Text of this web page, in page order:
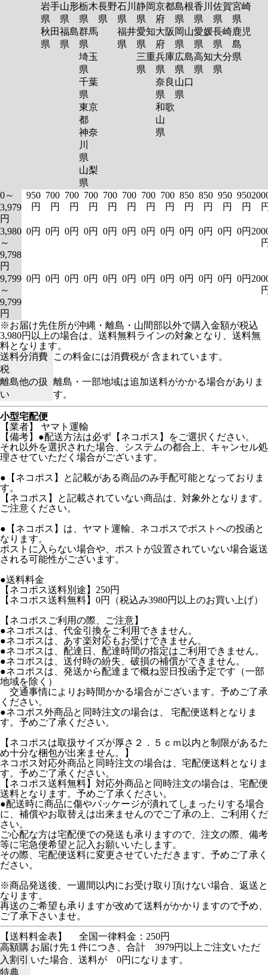
岩手
県
秋田
県
山形
県
福島
県
栃木
県
群馬
県
埼玉
県
千葉
県
東京
都
神奈
川
県
山梨
県
長野
県
石川
県
福井
県
静岡
県
愛知
県
三重
県
京都
府
大阪
府
兵庫
県
奈良
県
和歌
山
県
島根
県
岡山
県
広島
県
山口
県
香川
県
愛媛
県
高知
県
佐賀
県
長崎
県
大分
県
宮崎
県
鹿児
島
県
0～
3,979
円
950
円
700
円
700
円
700
円
700
円
700
円
700
円
700
円
850
円
850
円
950
円
950
円
3,980
～
9,798
円
0円 0円 0円 0円 0円 0円 0円 0円 0円 0円 0円 0円
9,799
～
9,799
円
0円 0円 0円 0円 0円 0円 0円 0円 0円 0円 0円 0円
※お届け先住所が沖縄・離島・山間部以外で購入金額が税込
3,980円以上の場合は、送料無料ラインの対象となり、送料無
料となります。
送料分消費
税
この料金には消費税が 含まれています。
離島他の扱
い
離島・一部地域は追加送料がかかる場合がありま
す。
小型宅配便
【業者】 ヤマト運輸
【備考】●配送方法は必ず【ネコポス】をご選択ください。
それ以外を選択された場合、システムの都合上、キャンセル処
理させていただく場合がございます。
●【ネコポス】と記載がある商品のみ手配可能となっておりま
す。
【ネコポス】と記載されていない商品は、対象外となります。
ご注意ください。
●【ネコポス】は、ヤマト運輸、ネコポスでポストへの投函と
なります。
ポストに入らない場合や、ポストが設置されていない場合返送
される可能性がございます。
●送料料金
【ネコポス送料別途】250円
【ネコポス送料無料】0円（税込み3980円以上のお買い上げ）
【ネコポスご利用の際、ご注意】
●ネコポスは、代金引換をご利用できません。
●ネコポスは、あす楽対応もお受けできません。
●ネコポスは、配達日、配達時間の指定はご利用できません。
●ネコポスは、送付時の紛失、破損の補償ができません。
●ネコポスは、発送から配達まで概ね翌日投函予定です（一部
地域を除く）
交通事情によりお時間かかる場合がございます。予めご了承
ください。
●ネコポス外商品と同時注文の場合は、 宅配便送料となりま
す。予めご了承ください。
【ネコポスは取扱サイズが厚さ２．５ｃｍ以内と制限があるた
め十分な梱包が出来ません。】
ネコポス対応外商品と同時注文の場合は、宅配便送料となりま
す。予めご了承ください。
【ネコポス送料無料】対応外商品と同時注文の場合は、宅配便
送料となります。予めご了承ください。
●配送時に商品に傷やパッケージが潰れてしまったりする場合
に、補償やお取替えは出来ませんのでご了承の上、ご利用くだ
さい。
ご心配な方は宅配便での発送も承りますので、注文の際、備考
等に宅急便希望と記入お願いいたします。
その際、宅配便送料に変更させていただきます。予めご了承く
ださい。
※商品発送後、一週間以内にお受け取り頂けない場合、返送と
なります。
再送のご希望も承りますが改めて送料がかかりますので予め、
ご了承下さいませ。
【送料料金表】
全国一律料金：250円
高額購
入割引
特典
お届け先１件につき、合計 3979円以上ご注文いただ
いた場合、送料が 0円になります。